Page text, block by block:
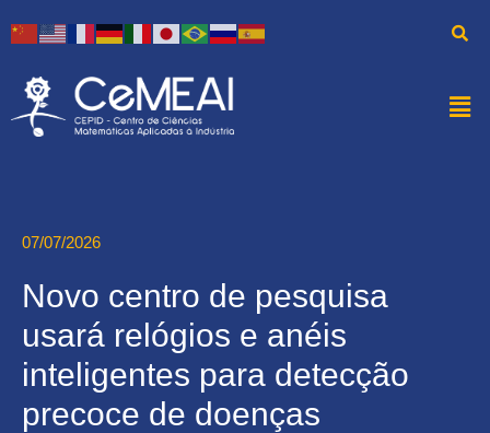
07/07/2026
Novo centro de pesquisa
usará relógios e anéis
inteligentes para detecção
precoce de doenças